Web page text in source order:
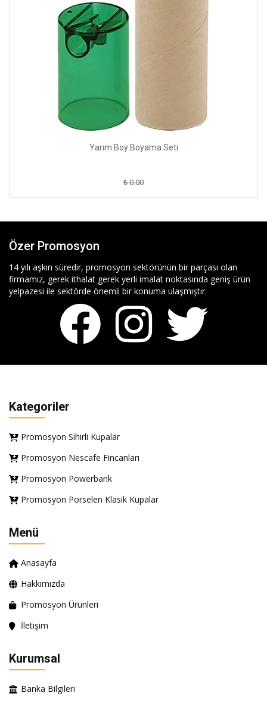
Yarım Boy Boyama Seti
₺ 0.00
Özer Promosyon
14 yılı aşkın süredir, promosyon sektörünün bir parçası olan
firmamız, gerek ithalat gerek yerli imalat noktasında geniş ürün
yelpazesi ile sektörde önemli bir konuma ulaşmıştır.
Kategoriler
Promosyon Sihirli Kupalar
Promosyon Nescafe Fincanları
Promosyon Powerbank
Promosyon Porselen Klasik Kupalar
Menü
Anasayfa
Hakkımızda
Promosyon Ürünleri
İletişim
Kurumsal
Banka Bilgileri